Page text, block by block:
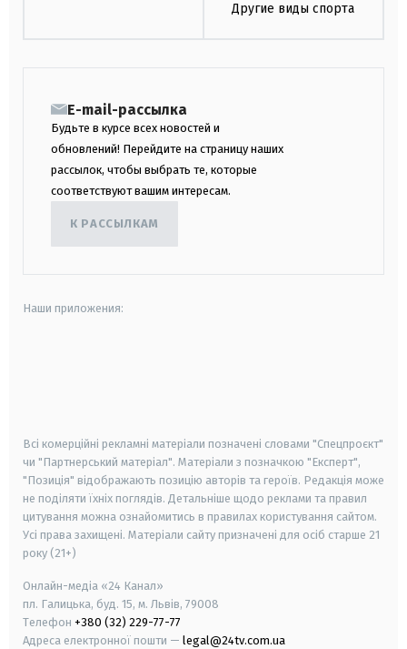
Другие виды спорта
E-mail-рассылка
Будьте в курсе всех новостей и
обновлений! Перейдите на страницу наших
рассылок, чтобы выбрать те, которые
соответствуют вашим интересам.
К РАССЫЛКАМ
Наши приложения:
Всі комерційні рекламні матеріали позначені словами "Спецпроєкт"
чи "Партнерський матеріал". Матеріали з позначкою "Експерт",
"Позиція" відображають позицію авторів та героїв. Редакція може
не поділяти їхніх поглядів. Детальніше щодо реклами та правил
цитування можна ознайомитись в правилах користування сайтом.
Усі права захищені. Матеріали сайту призначені для осіб старше 21
року (21+)
Онлайн-медіа «24 Канал»
пл. Галицька, буд. 15, м. Львів, 79008
Телефон +380 (32) 229-77-77
Адреса електронної пошти — legal@24tv.com.ua